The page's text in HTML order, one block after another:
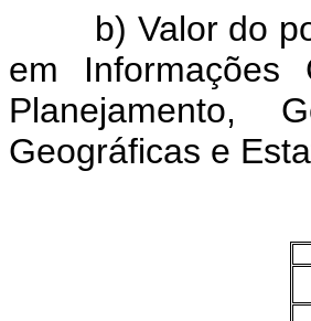
b) Valor do
em
Planejamento,
Geográficas e